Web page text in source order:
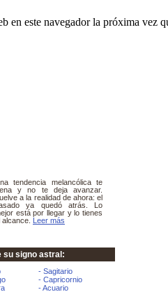
en este navegador la próxima vez